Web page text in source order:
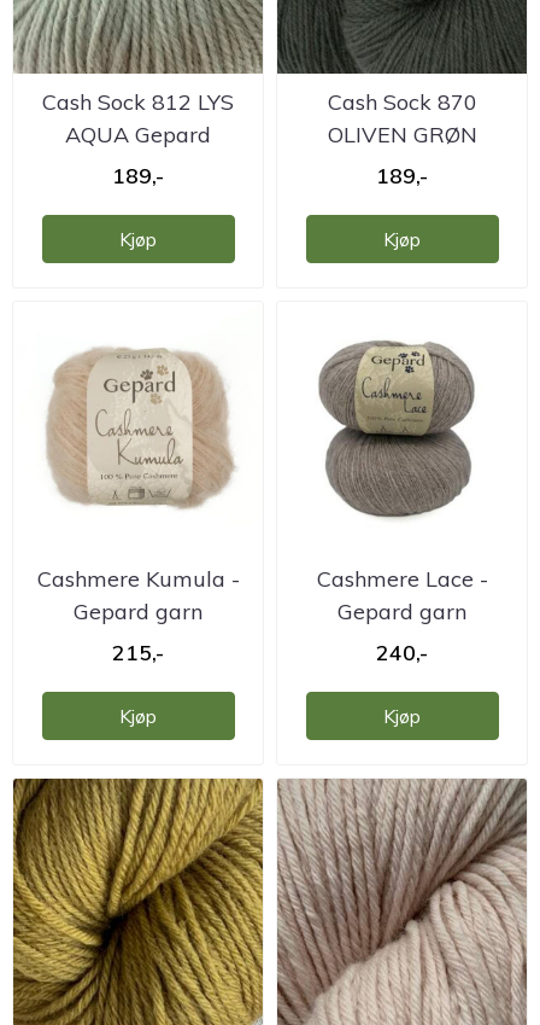
Cash Sock 812 LYS
AQUA Gepard
189,-
Kjøp
Cash Sock 870
OLIVEN GRØN
Gepard
189,-
Kjøp
Cashmere Kumula -
Gepard garn
215,-
Kjøp
Cashmere Lace -
Gepard garn
240,-
Kjøp